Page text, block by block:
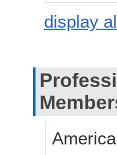
display